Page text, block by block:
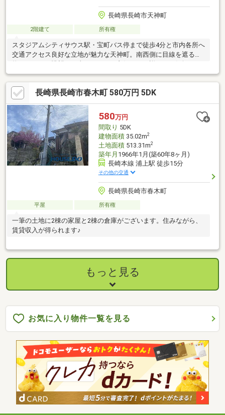
長崎県長崎市天神町
2階建て 所有権
スタジアムシティサウス駅・宝町バス停まで徒歩4分と市内各所へ
交通アクセス良好な立地が魅力な天神町。南西側に目線を遮る建
問合わせください。●現状渡しです。室内残置物あり。●再建築不
可＜交通アクセス＞●長崎電気軌道「スタジアムシティサウス」
駅まで徒歩4分●長崎バス「宝町」バス停まで徒歩4分●JR長崎駅ま
で徒歩11分＜備考＞※周辺環境の距離については経度緯度を用い
て計測したものであり、全て概算の距離になっております
長崎県長崎市春木町 580万円 5DK
580万円
間取り 5DK
建物面積35.02m2
土地面積513.31m2
築年月 1966年1月(築60年8ヶ月)
長崎本線 浦上駅 徒歩15分
その他の交通
長崎県長崎市春木町
平屋 所有権
一筆の土地に2棟の家屋と2棟の倉庫がございます。住みながら、
賃貸収入が得られます♪
もっと見る
お気に入り物件一覧を見る